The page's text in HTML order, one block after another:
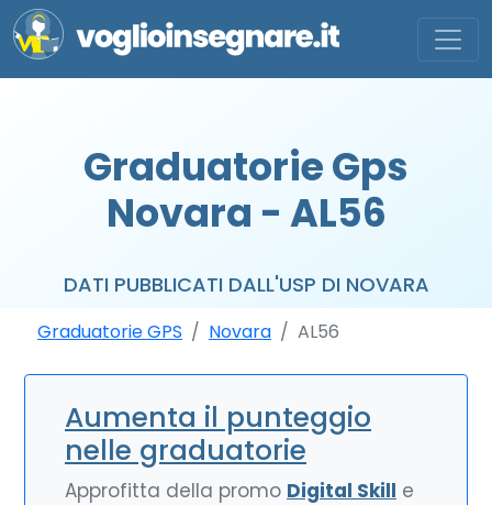
Graduatorie Gps
Novara - AL56
DATI PUBBLICATI DALL'USP DI NOVARA
Graduatorie GPS Novara AL56
Aumenta il punteggio
nelle graduatorie
Approfitta della promo Digital Skill e